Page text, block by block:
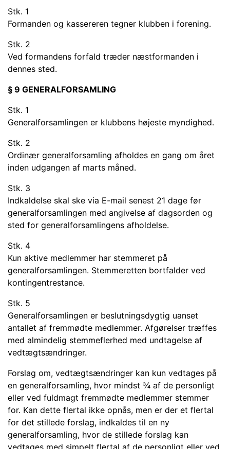
Stk. 1
Formanden og kassereren tegner klubben i forening.
Stk. 2
Ved formandens forfald træder næstformanden i
dennes sted.
§ 9 GENERALFORSAMLING
Stk. 1
Generalforsamlingen er klubbens højeste myndighed.
Stk. 2
Ordinær generalforsamling afholdes en gang om året
inden udgangen af marts måned.
Stk. 3
Indkaldelse skal ske via E-mail senest 21 dage før
generalforsamlingen med angivelse af dagsorden og
sted for generalforsamlingens afholdelse.
Stk. 4
Kun aktive medlemmer har stemmeret på
generalforsamlingen. Stemmeretten bortfalder ved
kontingentrestance.
Stk. 5
Generalforsamlingen er beslutningsdygtig uanset
antallet af fremmødte medlemmer. Afgørelser træffes
med almindelig stemmeflerhed med undtagelse af
vedtægtsændringer.
Forslag om, vedtægtsændringer kan kun vedtages på
en generalforsamling, hvor mindst ¾ af de personligt
eller ved fuldmagt fremmødte medlemmer stemmer
for. Kan dette flertal ikke opnås, men er der et flertal
for det stillede forslag, indkaldes til en ny
generalforsamling, hvor de stillede forslag kan
vedtages med simpelt flertal af de personligt eller ved